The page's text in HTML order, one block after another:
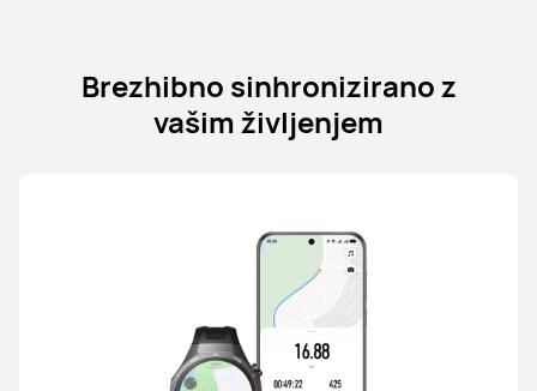
Brezhibno sinhronizirano z
vašim življenjem